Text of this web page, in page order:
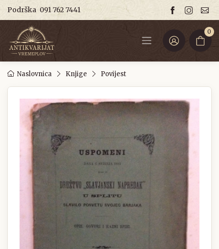
Podrška 091 762 7441
0
Naslovnica Knjige Povijest